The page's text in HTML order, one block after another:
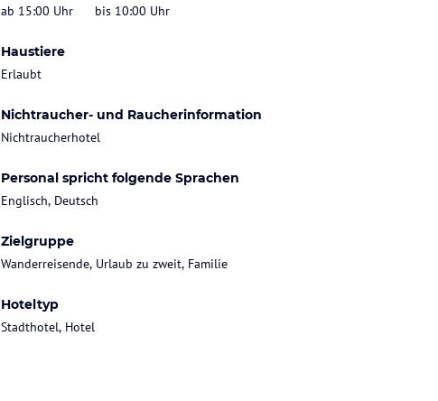
ab 15:00 Uhr
bis 10:00 Uhr
Haustiere
Erlaubt
Nichtraucher- und Raucherinformation
Nichtraucherhotel
Personal spricht folgende Sprachen
Englisch, Deutsch
Zielgruppe
Wanderreisende, Urlaub zu zweit, Familie
Hoteltyp
Stadthotel, Hotel